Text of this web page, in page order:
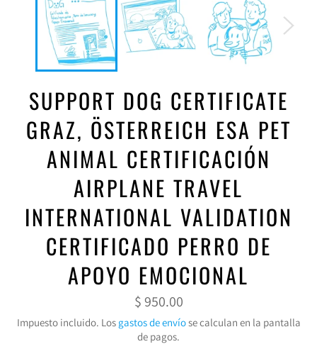
SUPPORT DOG CERTIFICATE
GRAZ, ÖSTERREICH ESA PET
ANIMAL CERTIFICACIÓN
AIRPLANE TRAVEL
INTERNATIONAL VALIDATION
CERTIFICADO PERRO DE
APOYO EMOCIONAL
Precio
habitual
$ 950.00
Impuesto incluido. Los gastos de envíose calculan en la pantalla
de pagos.